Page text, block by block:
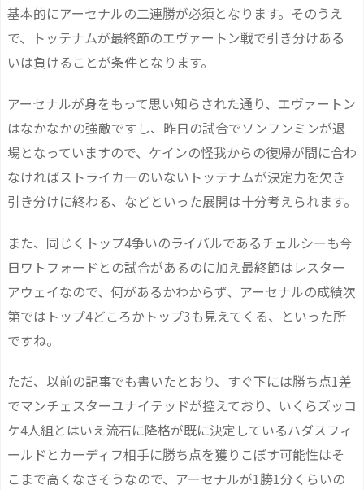
基本的にアーセナルの二連勝が必須となります。そのうえ
で、トッテナムが最終節のエヴァートン戦で引き分けある
いは負けることが条件となります。
アーセナルが身をもって思い知らされた通り、エヴァートン
はなかなかの強敵ですし、昨日の試合でソンフンミンが退
場となっていますので、ケインの怪我からの復帰が間に合わ
なければストライカーのいないトッテナムが決定力を欠き
引き分けに終わる、などといった展開は十分考えられます。
また、同じくトップ4争いのライバルであるチェルシーも今
日ワトフォードとの試合があるのに加え最終節はレスター
アウェイなので、何があるかわからず、アーセナルの成績次
第ではトップ4どころかトップ3も見えてくる、といった所
ですね。
ただ、以前の記事でも書いたとおり、すぐ下には勝ち点1差
でマンチェスターユナイテッドが控えており、いくらズッコ
ケ4人組とはいえ流石に降格が既に決定しているハダスフィ
ールドとカーディフ相手に勝ち点を獲りこぼす可能性はそ
こまで高くなさそうなので、アーセナルが1勝1分くらいの